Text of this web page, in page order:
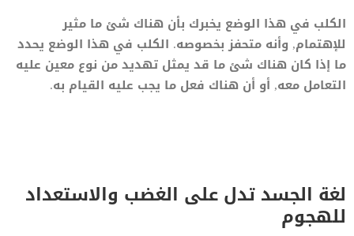
الكلب في هذا الوضع يخبرك بأن هناك شئ ما مثير
للإهتمام, وأنه متحفز بخصوصه. الكلب في هذا الوضع يحدد
ما إذا كان هناك شئ ما قد يمثل تهديد من نوع معين عليه
التعامل معه, أو أن هناك فعل ما يجب عليه القيام به.
لغة الجسد تدل على الغضب والاستعداد
للهجوم